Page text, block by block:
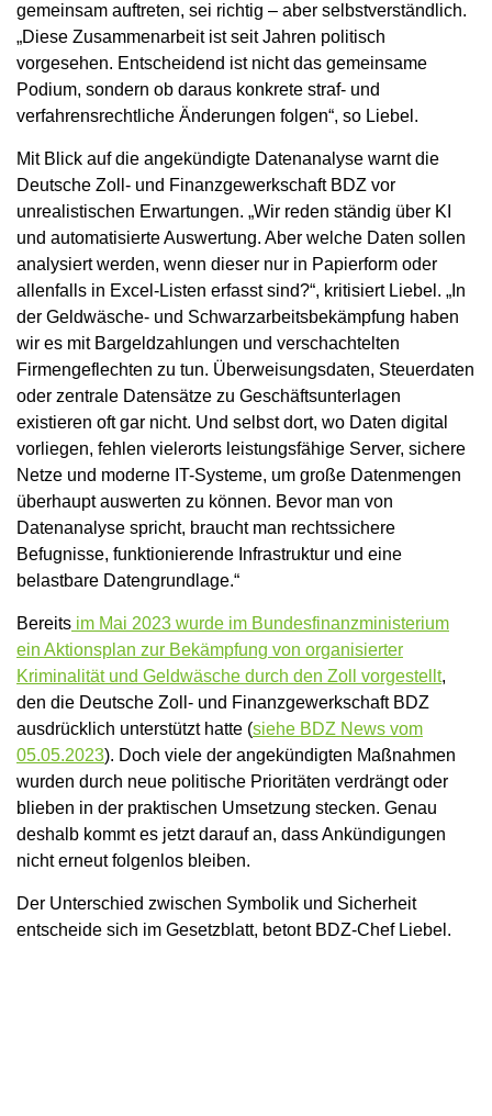
gemeinsam auftreten, sei richtig – aber selbstverständlich.
„Diese Zusammenarbeit ist seit Jahren politisch
vorgesehen. Entscheidend ist nicht das gemeinsame
Podium, sondern ob daraus konkrete straf- und
verfahrensrechtliche Änderungen folgen“, so Liebel.
Mit Blick auf die angekündigte Datenanalyse warnt die
Deutsche Zoll- und Finanzgewerkschaft BDZ vor
unrealistischen Erwartungen. „Wir reden ständig über KI
und automatisierte Auswertung. Aber welche Daten sollen
analysiert werden, wenn dieser nur in Papierform oder
allenfalls in Excel-Listen erfasst sind?“, kritisiert Liebel. „In
der Geldwäsche- und Schwarzarbeitsbekämpfung haben
wir es mit Bargeldzahlungen und verschachtelten
Firmengeflechten zu tun. Überweisungsdaten, Steuerdaten
oder zentrale Datensätze zu Geschäftsunterlagen
existieren oft gar nicht. Und selbst dort, wo Daten digital
vorliegen, fehlen vielerorts leistungsfähige Server, sichere
Netze und moderne IT-Systeme, um große Datenmengen
überhaupt auswerten zu können. Bevor man von
Datenanalyse spricht, braucht man rechtssichere
Befugnisse, funktionierende Infrastruktur und eine
belastbare Datengrundlage.“
Bereits im Mai 2023 wurde im Bundesfinanzministerium
ein Aktionsplan zur Bekämpfung von organisierter
Kriminalität und Geldwäsche durch den Zoll vorgestellt,
den die Deutsche Zoll- und Finanzgewerkschaft BDZ
ausdrücklich unterstützt hatte (siehe BDZ News vom
05.05.2023). Doch viele der angekündigten Maßnahmen
wurden durch neue politische Prioritäten verdrängt oder
blieben in der praktischen Umsetzung stecken. Genau
deshalb kommt es jetzt darauf an, dass Ankündigungen
nicht erneut folgenlos bleiben.
Der Unterschied zwischen Symbolik und Sicherheit
entscheide sich im Gesetzblatt, betont BDZ-Chef Liebel.